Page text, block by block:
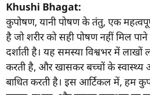
Khushi Bhagat:
कुपोषण, यानी पोषण के तंतु, एक
है जो शरीर को सही पोषण नहीं मिल पाने
दर्शाती है। यह समस्या विश्वभर में लाखों
करती है, और खासकर बच्चों के स्वास्थ्य
बाधित करती है। इस आर्टिकल में, हम